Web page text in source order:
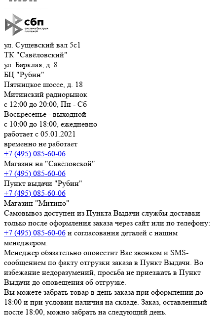
ул. Сущевский вал 5с1
ТК "Савёловский"
ул. Барклая, д. 8
БЦ "Рубин"
Пятницкое шоссе, д. 18
Митинский радиорынок
с 12:00 до 20:00, Пн - Сб
Воскресенье - выходной
с 10:00 до 18:00, ежедневно
работает с 05.01.2021
временно не работает
+7 (495) 085-60-06
Магазин на "Савёловской"
+7 (495) 085-60-06
Пункт выдачи "Рубин"
+7 (495) 085-60-06
Магазин "Митино"
Самовывоз доступен из Пункта Выдачи службы доставки
только после оформления заказа через сайт или по телефону:
+7 (495) 085-60-06 и согласования деталей с нашим
менеджером.
Менеджер обязательно оповестит Вас звонком и SMS-
сообщением по факту отгрузки заказа в Пункт Выдачи. Во
избежание недоразумений, просьба не приезжать в Пункт
Выдачи до оповещения об отгрузке
Вы можете забрать товар в день заказа при оформлении до
18:00 и при условии наличия на складе. Заказ, оставленный
после 18:00, можно забрать на следующий день.